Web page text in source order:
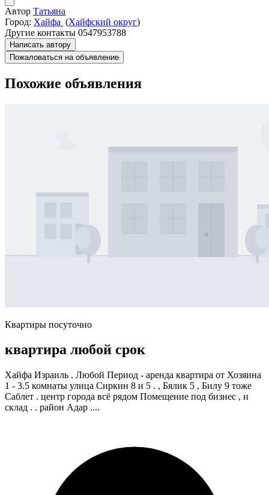
Автор Татьяна
Город: Хайфа (Хайфский округ)
Другие контакты 0547953788
Написать автору
Пожаловаться на объявление
Похожие объявления
Квартиры посуточно
квартира любой срок
Хайфа Израиль . Любой Период - аренда квартира от Хозяина
1 - 3.5 комнаты улица Сиркин 8 и 5 . , Бялик 5 , Билу 9 тоже
Саблет . центр города всё рядом Помещение под бизнес , и
склад . . район Адар ....